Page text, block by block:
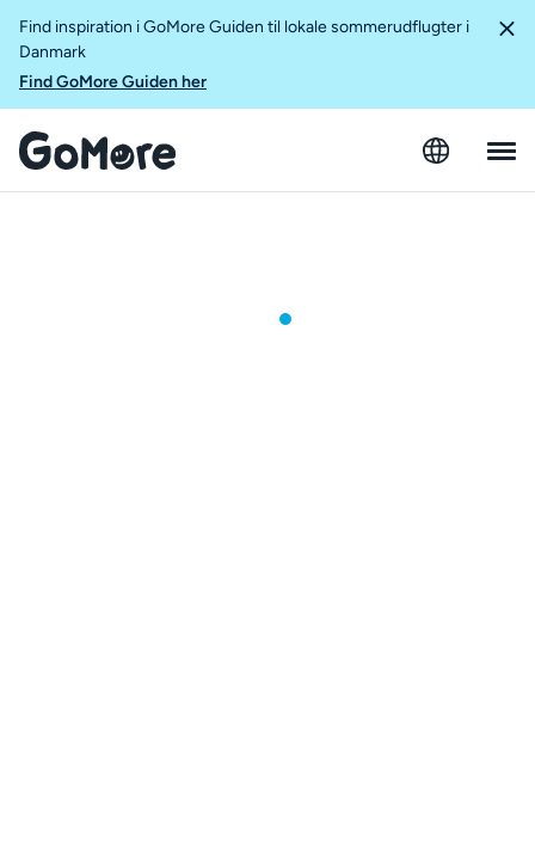
Find inspiration i GoMore Guiden til lokale sommerudflugter i
Danmark
Find GoMore Guiden her